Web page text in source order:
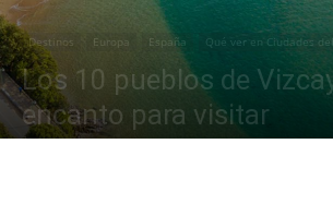
Destinos Europa España Qué ver en Ciudades
Los 10 pueblos de
encanto para visitar